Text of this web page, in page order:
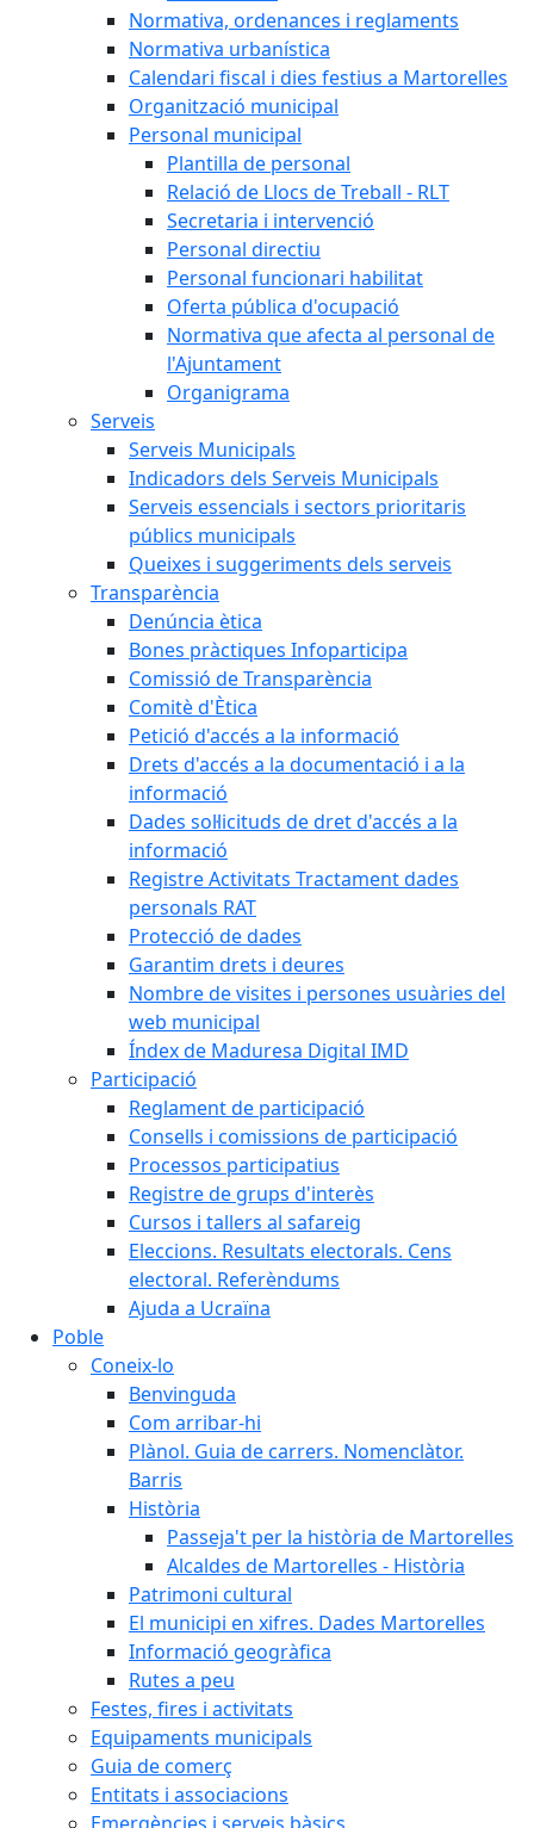
Normativa, ordenances i reglaments
Normativa urbanística
Calendari fiscal i dies festius a Martorelles
Organització municipal
Personal municipal
Plantilla de personal
Relació de Llocs de Treball - RLT
Secretaria i intervenció
Personal directiu
Personal funcionari habilitat
Oferta pública d'ocupació
Normativa que afecta al personal de
l'Ajuntament
Organigrama
Serveis
Serveis Municipals
Indicadors dels Serveis Municipals
Serveis essencials i sectors prioritaris
públics municipals
Queixes i suggeriments dels serveis
Transparència
Denúncia ètica
Bones pràctiques Infoparticipa
Comissió de Transparència
Comitè d'Ètica
Petició d'accés a la informació
Drets d'accés a la documentació i a la
informació
Dades sol·licituds de dret d'accés a la
informació
Registre Activitats Tractament dades
personals RAT
Protecció de dades
Garantim drets i deures
Nombre de visites i persones usuàries del
web municipal
Índex de Maduresa Digital IMD
Participació
Reglament de participació
Consells i comissions de participació
Processos participatius
Registre de grups d'interès
Cursos i tallers al safareig
Eleccions. Resultats electorals. Cens
electoral. Referèndums
Ajuda a Ucraïna
Poble
Coneix-lo
Benvinguda
Com arribar-hi
Plànol. Guia de carrers. Nomenclàtor.
Barris
Història
Passeja't per la història de Martorelles
Alcaldes de Martorelles - Història
Patrimoni cultural
El municipi en xifres. Dades Martorelles
Informació geogràfica
Rutes a peu
Festes, fires i activitats
Equipaments municipals
Guia de comerç
Entitats i associacions